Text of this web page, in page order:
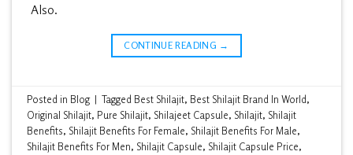
Also.
CONTINUE READING →
Posted in Blog | Tagged Best Shilajit, Best Shilajit Brand In World,
Original Shilajit, Pure Shilajit, Shilajeet Capsule, Shilajit, Shilajit
Benefits, Shilajit Benefits For Female, Shilajit Benefits For Male,
Shilajit Benefits For Men, Shilajit Capsule, Shilajit Capsule Price,